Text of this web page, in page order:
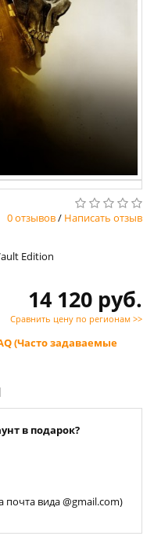
0 отзывов/ Написать отзыв
Edition
14 120 руб.
Сравнить цену по регионам >>
(Часто задаваемые
в подарок?
почта вида @gmail.com)